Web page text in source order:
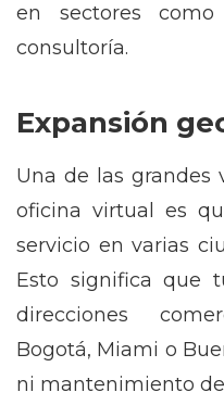
en sectores
consultoría.
Expansión
Una de las grandes
oficina virtual es
servicio en varias
Esto significa que
direcciones
Bogotá, Miami o
ni mantenimiento